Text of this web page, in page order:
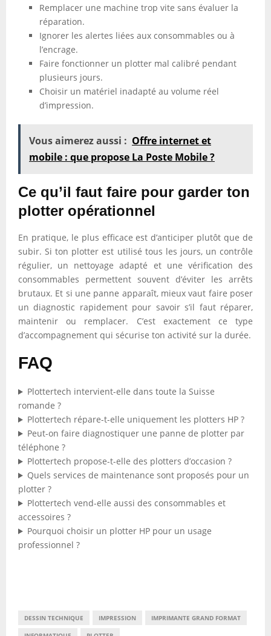
Remplacer une machine trop vite sans évaluer la
réparation.
Ignorer les alertes liées aux consommables ou à
l’encrage.
Faire fonctionner un plotter mal calibré pendant
plusieurs jours.
Choisir un matériel inadapté au volume réel
d’impression.
Vous aimerez aussi : Offre internet et
mobile : que propose La Poste Mobile ?
Ce qu’il faut faire pour garder ton
plotter opérationnel
En pratique, le plus efficace est d’anticiper plutôt que de
subir. Si ton plotter est utilisé tous les jours, un contrôle
régulier, un nettoyage adapté et une vérification des
consommables permettent souvent d’éviter les arrêts
brutaux. Et si une panne apparaît, mieux vaut faire poser
un diagnostic rapidement pour savoir s’il faut réparer,
maintenir ou remplacer. C’est exactement ce type
d’accompagnement qui sécurise ton activité sur la durée.
FAQ
Plottertech intervient-elle dans toute la Suisse
romande ?
Plottertech répare-t-elle uniquement les plotters HP ?
Peut-on faire diagnostiquer une panne de plotter par
téléphone ?
Plottertech propose-t-elle des plotters d’occasion ?
Quels services de maintenance sont proposés pour un
plotter ?
Plottertech vend-elle aussi des consommables et
accessoires ?
Pourquoi choisir un plotter HP pour un usage
professionnel ?
DESSIN TECHNIQUE IMPRESSION IMPRIMANTE GRAND FORMAT